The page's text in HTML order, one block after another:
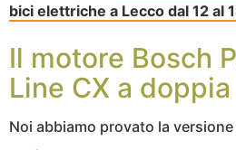
bici elettriche a Lecco dal 12 al
Il motore Bosch
Line CX a
Noi abbiamo provato la